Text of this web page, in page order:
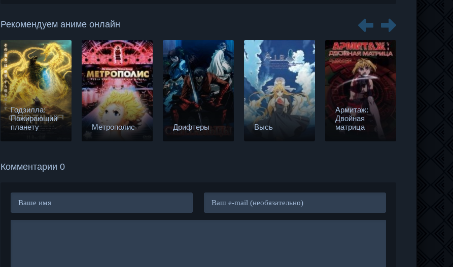
Рекомендуем аниме онлайн
Годзилла:
Пожирающий
планету
Метрополис Дрифтеры Высь
Армитаж:
Двойная
матрица
Комментарии 0